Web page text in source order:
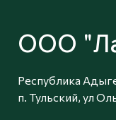
ООО
Республика
п. Тульский, ул